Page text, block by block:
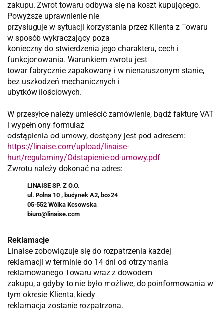
zakupu. Zwrot towaru odbywa się na koszt kupującego.
Powyższe uprawnienie nie
przysługuje w sytuacji korzystania przez Klienta z Towaru
w sposób wykraczający poza
konieczny do stwierdzenia jego charakteru, cech i
funkcjonowania. Warunkiem zwrotu jest
towar fabrycznie zapakowany i w nienaruszonym stanie,
bez uszkodzeń mechanicznych i
ubytków ilościowych.
W przesyłce należy umieścić zamówienie, bądź fakturę VAT
i wypełniony formulaż
odstąpienia od umowy, dostępny jest pod adresem:
https://linaise.com/upload/linaise-
hurt/regulaminy/Odstapienie-od-umowy.pdf
Zwrotu należy dokonać na adres:
LINAISE SP. Z O.O.
ul. Polna 10 , budynek A2, box24
05-552 Wólka Kosowska
biuro@linaise.com
Reklamacje
Linaise zobowiązuje się do rozpatrzenia każdej
reklamacji w terminie do 14 dni od otrzymania
reklamowanego Towaru wraz z dowodem
zakupu, a gdyby to nie było możliwe, do poinformowania w
tym okresie Klienta, kiedy
reklamacja zostanie rozpatrzona.